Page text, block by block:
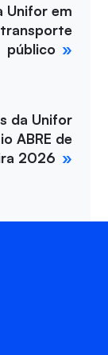
Unifor em
público
da Unifor
ABRE de
2026